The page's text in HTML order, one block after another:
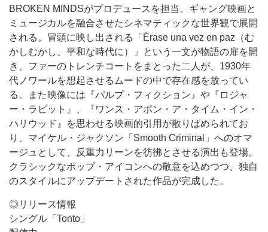
BROKEN MINDSがプロデュースを担当。ギャング映画と
ミュージカルを融合させたシネマティックな世界観で展開
される。冒頭に映し出される「Érase una vez en paz（む
かしむかし、平和な時代に）」という一文が物語の扉を開
き、ファーのトレンチコートをまとった二人が、1930年
代ノワールを想起させるムードの中で存在感を放ってい
る。また映像には『パルプ・フィクション』や『ロジャ
ー・ラビット』、『ワンス・アポン・ア・タイム・イン・
ハリウッド』を思わせる映画的引用が散りばめられてお
り、マイケル・ジャクソン「Smooth Criminal」へのオマ
ージュとして、反重力リーンを彷彿とさせる演出も登場。
クラシックなポップ・アイコンへの敬意を込めつつ、独自
のスタイルにアップデートされた作品が完成した。
◎リリース情報
シングル「Tonto」